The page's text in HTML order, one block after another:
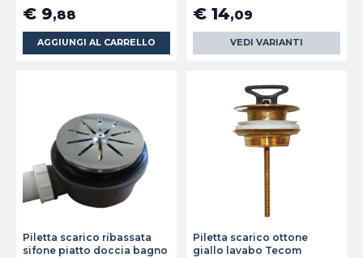
€ 9,88
AGGIUNGI AL CARRELLO
€ 14,09
VEDI VARIANTI
Piletta scarico ribassata
sifone piatto doccia bagno
Piletta scarico ottone
giallo lavabo Tecom